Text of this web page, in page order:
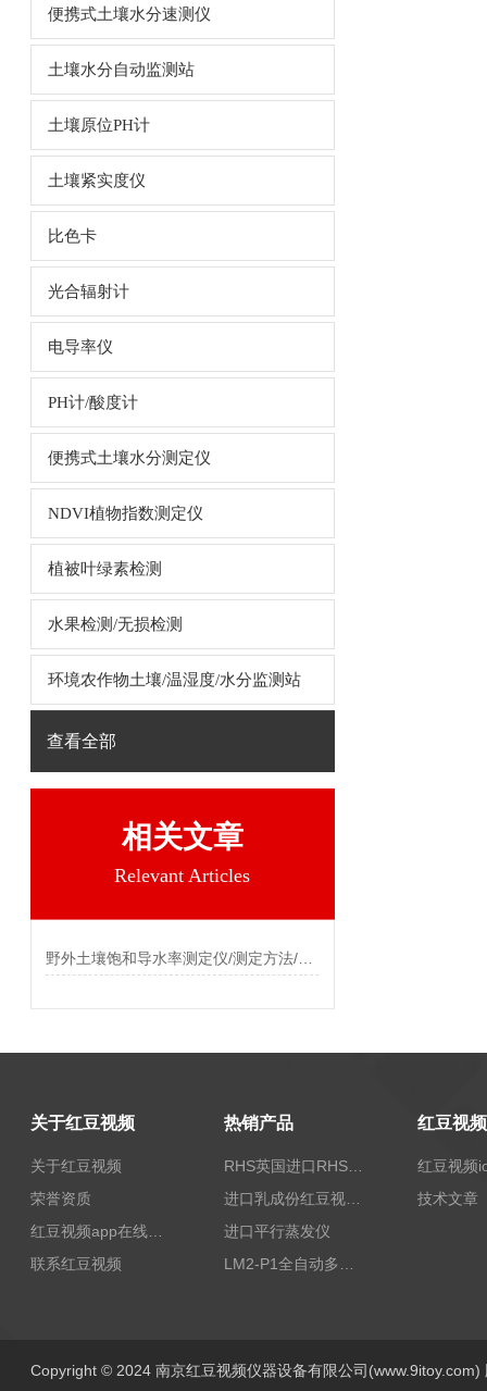
便携式土壤水分速测仪
土壤水分自动监测站
土壤原位PH计
土壤紧实度仪
比色卡
光合辐射计
电导率仪
PH计/酸度计
便携式土壤水分测定仪
NDVI植物指数测定仪
植被叶绿素检测
水果检测/无损检测
环境农作物土壤/温湿度/水分监测站
查看全部
相关文章
Relevant Articles
关于红豆视频
关于红豆视频
荣誉资质
红豆视频app在线无限观看
联系红豆视频
热销产品
RHS英国进口RHS植物标准比色卡
进口乳成份红豆视频app下载安装/乳品红豆视频app下载安装
进口平行蒸发仪
技术文章
Copyright © 2024 南京红豆视频仪器设备有限公司(www.9itoy.com)